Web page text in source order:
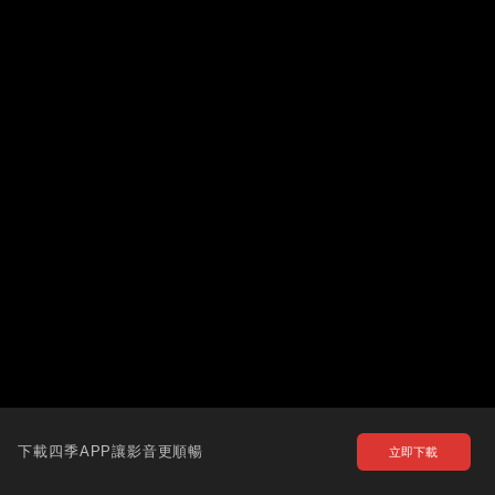
下載四季APP讓影音更順暢 立即下載